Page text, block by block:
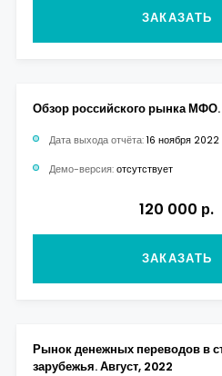
ЗАКАЗАТЬ
Обзор российского рынка
Дата выхода отчёта: 16 ноября 2022
Демо-версия: отсутствует
120 000 р.
ЗАКАЗАТЬ
Рынок денежных переводов в
зарубежья. Август, 2022